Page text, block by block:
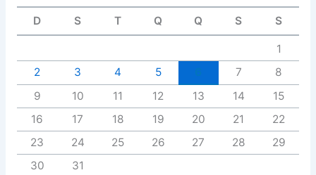
D S T Q Q S S
1
2
3 4 5 7
8
9
10 11 12 13 14
15
16
17 18 19 20 21
22
23
24 25 26 27 28
29
30
31